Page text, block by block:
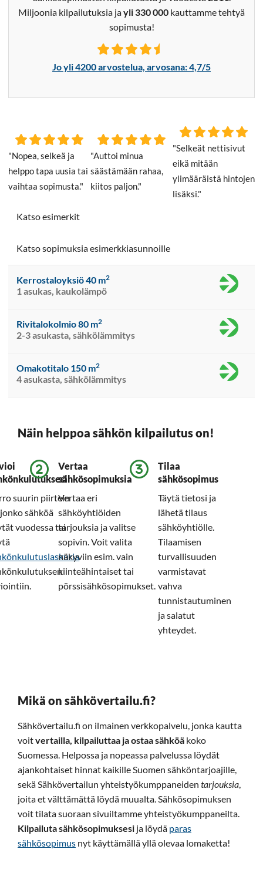
Miljoonia kilpailutuksia jayli 330 000 kauttamme tehtyä
sopimusta!
Jo yli 4200 arvostelua, arvosana: 4,7/5
Nopea, selkeä ja
helppo tapa uusia tai
vaihtaa sopimusta.
Auttoi minua
säästämään rahaa,
kiitos paljon.
Selkeät nettisivut
eikä mitään
ylimääräistä hintojen
lisäksi.
Katso esimerkit
Katso sopimuksia esimerkkiasunnoille
Kerrostaloyksiö 40 m2
1 asukas, kaukolämpö
Rivitalokolmio 80 m2
2-3 asukasta, sähkölämmitys
Omakotitalo 150 m2
4 asukasta, sähkölämmitys
Näin helppoa sähkön kilpailutus on!
suurin piirtein
sähköä
vuodessa tai
Vertaa
sähkösopimuksia
Vertaa eri
sähköyhtiöiden
tarjouksia ja valitse
sopivin. Voit valita
näkyviin esim. vain
kiinteähintaiset tai
pörssisähkösopimukset.
Tilaa
sähkösopimus
Täytä tietosi ja
lähetä tilaus
sähköyhtiölle.
Tilaamisen
turvallisuuden
varmistavat
vahva
tunnistautuminen
ja salatut
yhteydet.
Mikä on sähkövertailu.fi?
Sähkövertailu.fi on ilmainen verkkopalvelu, jonka kautta
voitvertailla, kilpailuttaa ja ostaa sähköä koko
Suomessa. Helpossa ja nopeassa palvelussa löydät
ajankohtaiset hinnat kaikille Suomen sähköntarjoajille,
sekä Sähkövertailun yhteistyökumppaneiden tarjouksia
joita et välttämättä löydä muualta. Sähkösopimuksen
voit tilata suoraan sivuiltamme yhteistyökumppaneilta.
Kilpailuta sähkösopimuksesi ja löydä paras
sähkösopimus nyt käyttämällä yllä olevaa lomaketta!